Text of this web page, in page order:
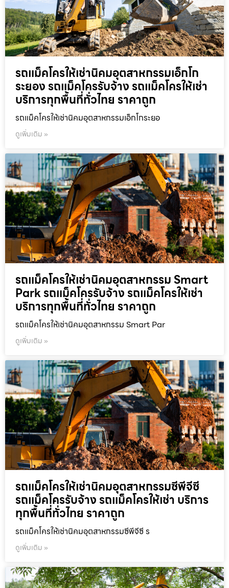
รถแม็คโครให้เช่านิคมอุตสาหกรรมเอ็กโก
ระยอง รถแม็คโครรับจ้าง รถแม็คโครให้เช่า
บริการทุกพื้นที่ทั่วไทย ราคาถูก
รถแม็คโครให้เช่านิคมอุตสาหกรรมเอ็กโกระยอ
ดูเพิ่มเติม »
รถแม็คโครให้เช่านิคมอุตสาหกรรม Smart
Park รถแม็คโครรับจ้าง รถแม็คโครให้เช่า
บริการทุกพื้นที่ทั่วไทย ราคาถูก
รถแม็คโครให้เช่านิคมอุตสาหกรรม Smart Par
ดูเพิ่มเติม »
รถแม็คโครให้เช่านิคมอุตสาหกรรมซีพีจีซี
รถแม็คโครรับจ้าง รถแม็คโครให้เช่า บริการ
ทุกพื้นที่ทั่วไทย ราคาถูก
รถแม็คโครให้เช่านิคมอุตสาหกรรมซีพีจีซี ร
ดูเพิ่มเติม »